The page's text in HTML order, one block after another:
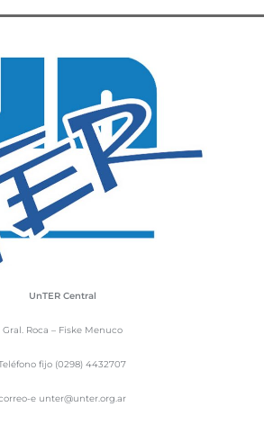
UnTER Central
Gral. Roca – Fiske Menuco
fijo (0298) 4432707
e unter@unter.org.ar